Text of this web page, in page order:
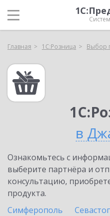
Главная 1С:Розница Выбор
в
Ознакомьтесь с
выберите партнёра и
консультацию,
продукта.
Симферополь